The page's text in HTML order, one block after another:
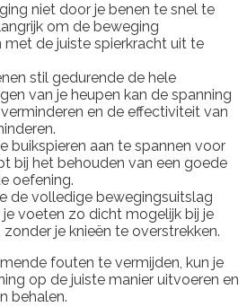
niet door je benen te snel te
om de beweging
de juiste spierkracht uit te
stil gedurende de hele
van je heupen kan de spanning
en de effectiviteit van
buikspieren aan te spannen voor
bij het behouden van een goede
oefening.
de volledige bewegingsuitslag
je voeten zo dicht mogelijk bij je
je knieën te overstrekken.
fouten te vermijden, kun je
op de juiste manier uitvoeren en
behalen.